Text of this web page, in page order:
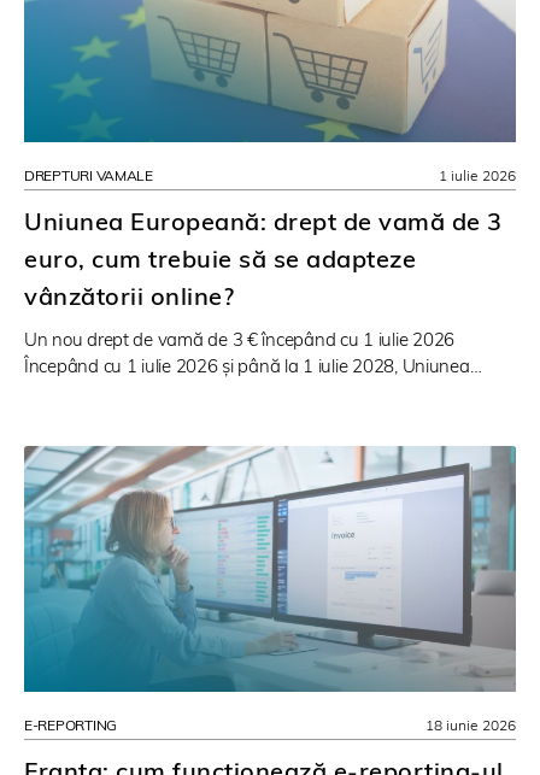
DREPTURI VAMALE
Uniunea Europeană: drept de vamă de 3
euro, cum trebuie să se adapteze
vânzătorii online?
Un nou drept de vamă de 3 € începând cu 1 iulie 2026
Începând cu 1 iulie 2026 și până la 1 iulie 2028, Uniunea…
1 iulie 2026
E-REPORTING 18 iunie 2026